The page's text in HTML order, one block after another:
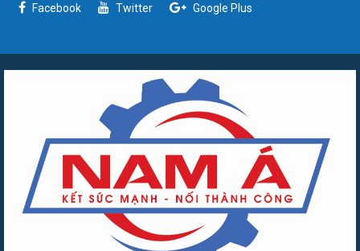
Facebook Twitter Google Plus